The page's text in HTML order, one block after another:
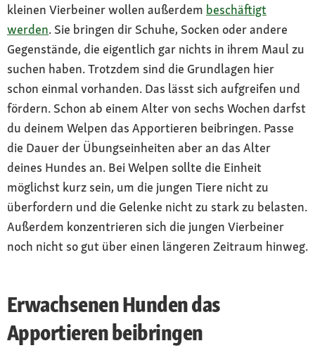
kleinen Vierbeiner wollen außerdem beschäftigt
werden. Sie bringen dir Schuhe, Socken oder andere
Gegenstände, die eigentlich gar nichts in ihrem Maul zu
suchen haben. Trotzdem sind die Grundlagen hier
schon einmal vorhanden. Das lässt sich aufgreifen und
fördern. Schon ab einem Alter von sechs Wochen darfst
du deinem Welpen das Apportieren beibringen. Passe
die Dauer der Übungseinheiten aber an das Alter
deines Hundes an. Bei Welpen sollte die Einheit
möglichst kurz sein, um die jungen Tiere nicht zu
überfordern und die Gelenke nicht zu stark zu belasten.
Außerdem konzentrieren sich die jungen Vierbeiner
noch nicht so gut über einen längeren Zeitraum hinweg.
Erwachsenen Hunden das
Apportieren beibringen